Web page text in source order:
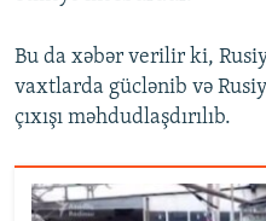
Bu da xəbər verilir ki,
vaxtlarda güclənib və
çıxışı məhdudlaşdırılıb.